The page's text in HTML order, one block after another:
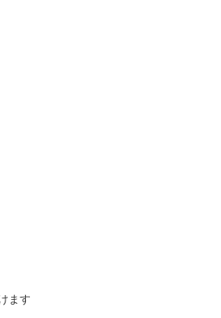
ます